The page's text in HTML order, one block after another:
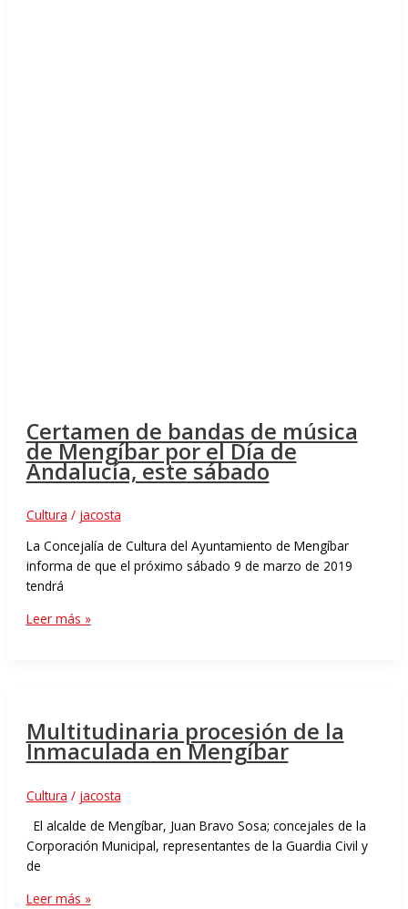
Certamen de bandas de música
de Mengíbar por el Día de
Andalucía, este sábado
Cultura / jacosta
La Concejalía de Cultura del Ayuntamiento de Mengíbar
informa de que el próximo sábado 9 de marzo de 2019
tendrá
Leer más »
Multitudinaria procesión de la
Inmaculada en Mengíbar
Cultura / jacosta
El alcalde de Mengíbar, Juan Bravo Sosa; concejales de la
Corporación Municipal, representantes de la Guardia Civil y
de
Leer más »